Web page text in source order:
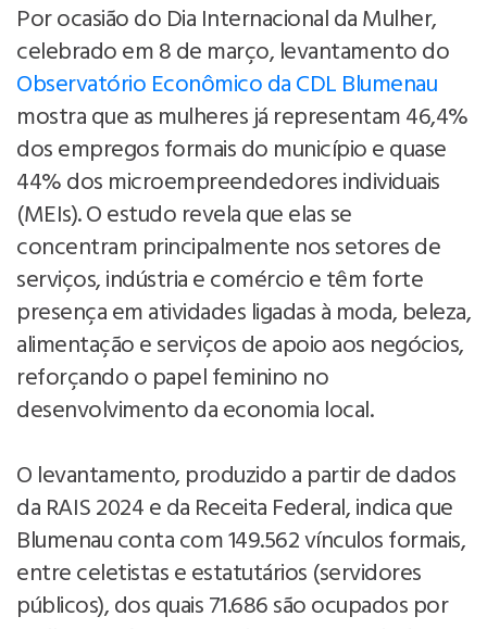
Por ocasião do Dia Internacional da Mulher,
celebrado em 8 de março, levantamento do
Observatório Econômico da CDL Blumenau
mostra que as mulheres já representam 46,4%
dos empregos formais do município e quase
44% dos microempreendedores individuais
(MEIs). O estudo revela que elas se
concentram principalmente nos setores de
serviços, indústria e comércio e têm forte
presença em atividades ligadas à moda, beleza,
alimentação e serviços de apoio aos negócios,
reforçando o papel feminino no
desenvolvimento da economia local.
O levantamento, produzido a partir de dados
da RAIS 2024 e da Receita Federal, indica que
Blumenau conta com 149.562 vínculos formais,
entre celetistas e estatutários (servidores
públicos), dos quais 71.686 são ocupados por